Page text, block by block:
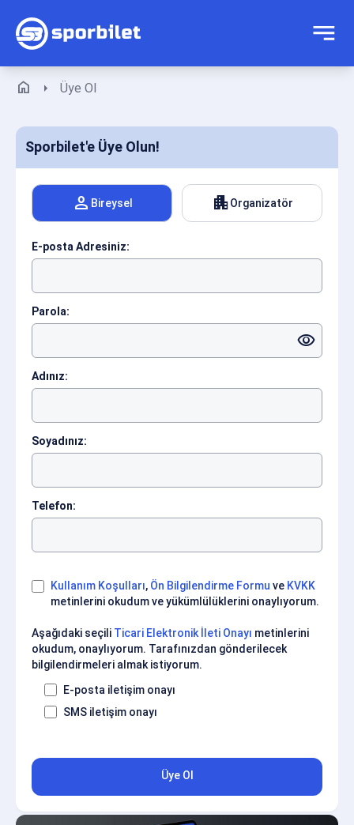
home arrow_right Üye Ol
Sporbilet'e Üye Olun!
person Bireysel apartmentOrganizatör
E-posta Adresiniz:
Parola:
visibility
Adınız:
Soyadınız:
Telefon:
Kullanım Koşulları, Ön Bilgilendirme Formu ve KVKK
metinlerini okudum ve yükümlülüklerini onaylıyorum.
Aşağıdaki seçili Ticari Elektronik İleti Onayı metinlerini
okudum, onaylıyorum. Tarafınızdan gönderilecek
bilgilendirmeleri almak istiyorum.
E-posta iletişim onayı
SMS iletişim onayı
Üye Ol